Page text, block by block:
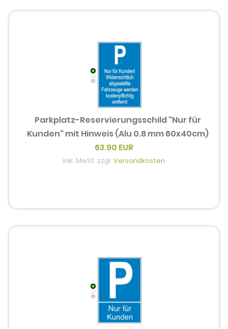
Parkplatz-Reservierungsschild "Nur für
Kunden" mit Hinweis (Alu 0.8 mm 60x40cm)
63.90 EUR
inkl. MwSt. zzgl.Versandkosten